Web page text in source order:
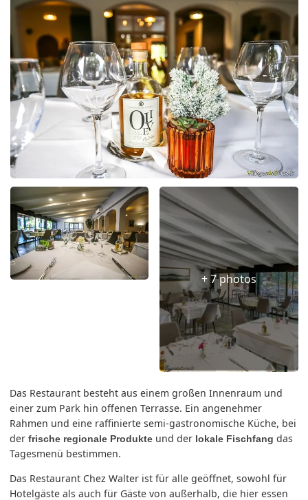
+ 7 photos
Das Restaurant besteht aus einem großen Innenraum und
einer zum Park hin offenen Terrasse. Ein angenehmer
Rahmen und eine raffinierte semi-gastronomische Küche, bei
derfrische regionale Produkte und der lokale Fischfang das
Tagesmenü bestimmen.
Das Restaurant Chez Walter ist für alle geöffnet, sowohl für
Hotelgäste als auch für Gäste von außerhalb, die hier essen